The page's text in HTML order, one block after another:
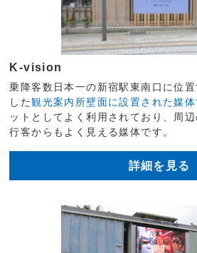
K-vision
乗降客数日本一の新宿駅東南口に位
した観光案内所壁面に設置された媒体
ットとしてよく利用されており、周
行客からもよく見える媒体です。
詳細を見る